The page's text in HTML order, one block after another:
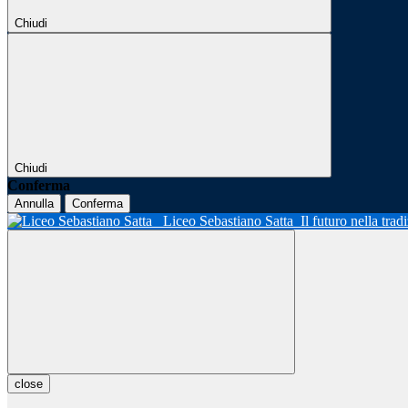
Chiudi
Chiudi
Conferma
Annulla Conferma
Liceo Sebastiano Satta Il futuro nella
close